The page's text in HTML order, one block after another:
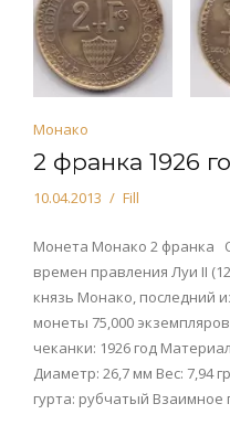
Монако
2 франка 1926
10.04.2013 Fill
Монета Монако 2 франка
времен правления Луи II
князь Монако, последний
монеты 75,000
чеканки: 1926 год
Диаметр: 26,7 мм Вес: 7,94
гурта: рубчатый